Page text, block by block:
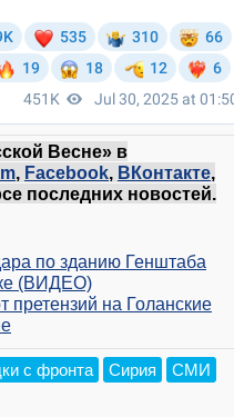
Весне» в
Facebook ВКонтакте
последних новостей.
по зданию Генштаба
(ВИДЕО)
претензий на Голанские
с фронта Сирия
СМИ